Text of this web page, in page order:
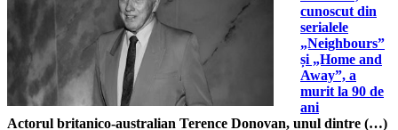
cunoscut din
serialele
„Neighbours”
și „Home and
Away”, a
murit la 90 de
ani
Actorul britanico-australian Terence Donovan, unul dintre (…)